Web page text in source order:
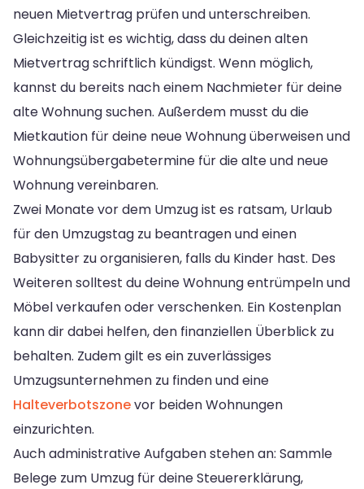
neuen Mietvertrag prüfen und unterschreiben.
Gleichzeitig ist es wichtig, dass du deinen alten
Mietvertrag schriftlich kündigst. Wenn möglich,
kannst du bereits nach einem Nachmieter für deine
alte Wohnung suchen. Außerdem musst du die
Mietkaution für deine neue Wohnung überweisen und
Wohnungsübergabetermine für die alte und neue
Wohnung vereinbaren.
Zwei Monate vor dem Umzug ist es ratsam, Urlaub
für den Umzugstag zu beantragen und einen
Babysitter zu organisieren, falls du Kinder hast. Des
Weiteren solltest du deine Wohnung entrümpeln und
Möbel verkaufen oder verschenken. Ein Kostenplan
kann dir dabei helfen, den finanziellen Überblick zu
behalten. Zudem gilt es ein zuverlässiges
Umzugsunternehmen zu finden und eine
Halteverbotszonevor beiden Wohnungen
einzurichten.
Auch administrative Aufgaben stehen an: Sammle
Belege zum Umzug für deine Steuererklärung,